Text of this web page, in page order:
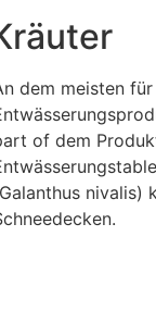
dem meisten
of dem
nivalis)